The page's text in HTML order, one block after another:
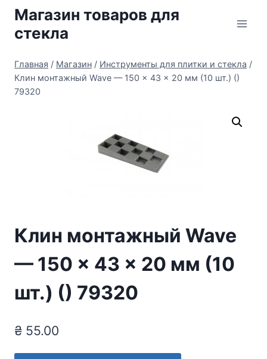
Перейти
содержимому
Магазин товаров для
стекла
Главная / Магазин / Инструменты для плитки и стекла /
Клин монтажный Wave — 150 x 43 x 20 мм (10 шт.) ()
79320
Клин монтажный Wave
— 150 x 43 x 20 мм (10
шт.) () 79320
₴ 55.00